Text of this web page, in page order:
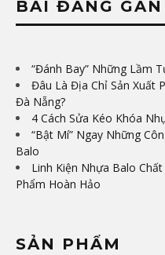
BÀI ĐĂNG
“Đánh Bay” Những Lầm
Đâu Là Địa Chỉ Sản Xuất
Đà Nẵng?
4 Cách Sửa Kéo Khóa
“Bật Mí” Ngay Những
Balo
Linh Kiện Nhựa Balo
Phẩm Hoàn Hảo
SẢN PHẨM